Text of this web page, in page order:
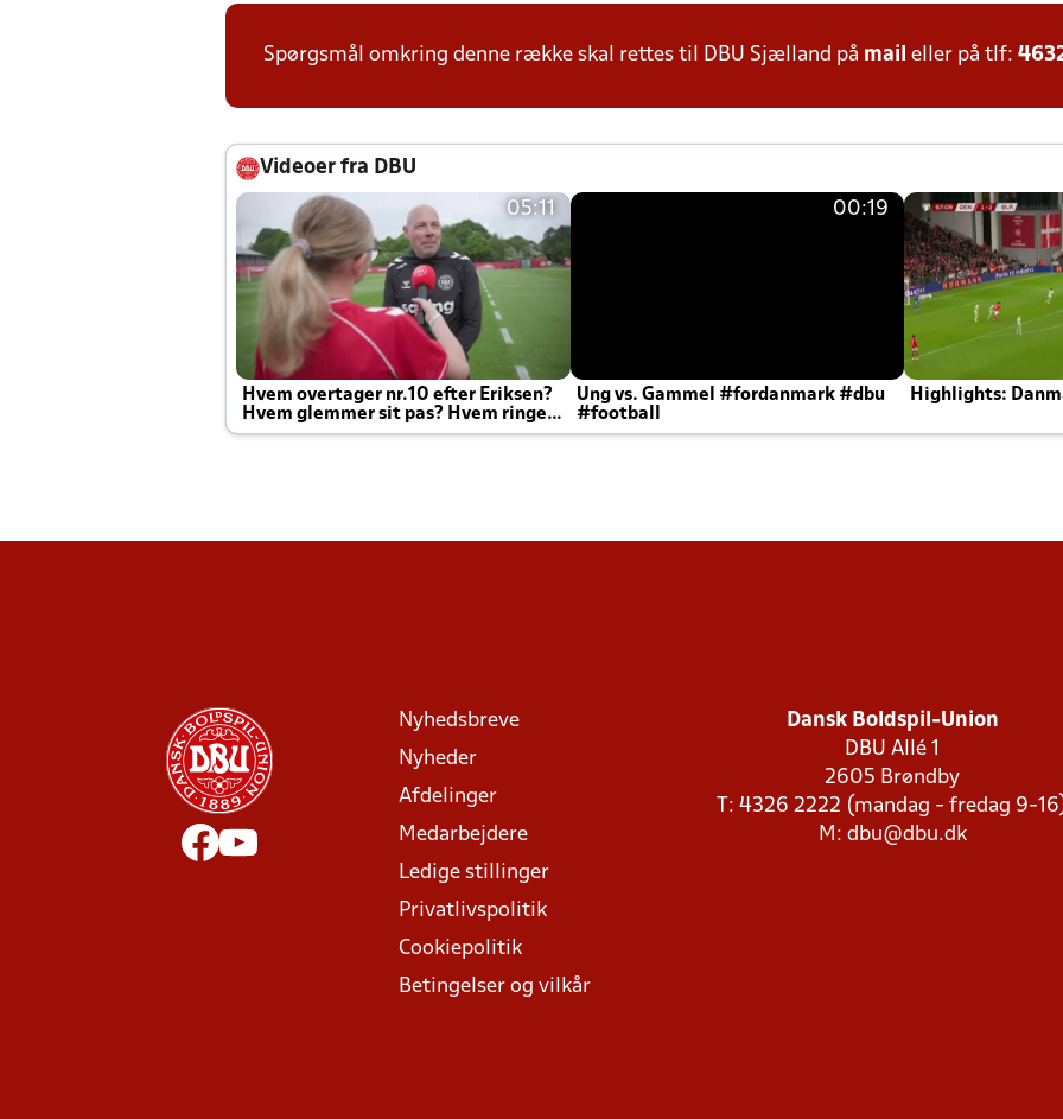
Spørgsmål omkring denne række skal rettes til DBU Sjælland på mail eller på tlf:
Videoer fra DBU
05:11
Hvem overtager nr.10 efter Eriksen?
Hvem glemmer sit pas? Hvem ringer
Joachim altid til efter kampe?
00:19
Ung vs. Gammel #fordanmark #dbu
#football
Highlights:
Nyhedsbreve
Nyheder
Afdelinger
Medarbejdere
Ledige stillinger
Privatlivspolitik
Cookiepolitik
Betingelser og vilkår
Dansk Boldspil-Union
DBU Allé 1
2605 Brøndby
T: 4326 2222 (mandag - fredag 9-
M: dbu@dbu.dk